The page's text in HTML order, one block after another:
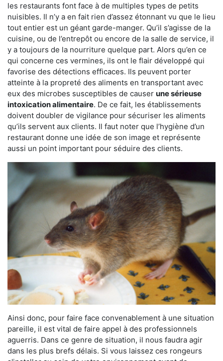
les restaurants font face à de multiples types de petits
nuisibles. Il n’y a en fait rien d’assez étonnant vu que le lieu
tout entier est un géant garde-manger. Qu’il s’agisse de la
cuisine, ou de l’entrepôt ou encore de la salle de service, il
y a toujours de la nourriture quelque part. Alors qu’en ce
qui concerne ces vermines, ils ont le flair développé qui
favorise des détections efficaces. Ils peuvent porter
atteinte à la propreté des aliments en transportant avec
eux des microbes susceptibles de causer une sérieuse
intoxication alimentaire. De ce fait, les établissements
doivent doubler de vigilance pour sécuriser les aliments
qu’ils servent aux clients. Il faut noter que l’hygiène d’un
restaurant donne une idée de son image et représente
aussi un point important pour séduire des clients.
Ainsi donc, pour faire face convenablement à une situation
pareille, il est vital de faire appel à des professionnels
aguerris. Dans ce genre de situation, il nous faudra agir
dans les plus brefs délais. Si vous laissez ces rongeurs